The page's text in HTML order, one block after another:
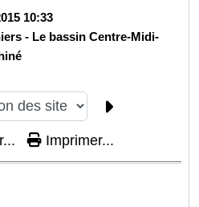
10:33
- Le bassin Centre-Midi-
Imprimer...